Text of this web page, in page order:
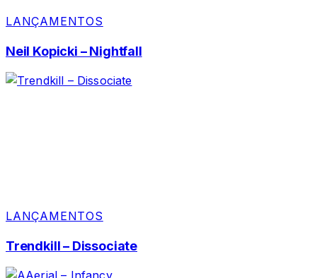
LANÇAMENTOS
Neil Kopicki – Nightfall
LANÇAMENTOS
Trendkill – Dissociate